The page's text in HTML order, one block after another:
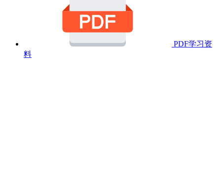
PDF学习资
料